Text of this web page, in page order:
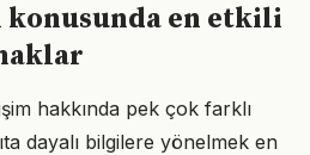
en etkili
hakkında pek çok farklı
dayalı bilgilere yönelmek en